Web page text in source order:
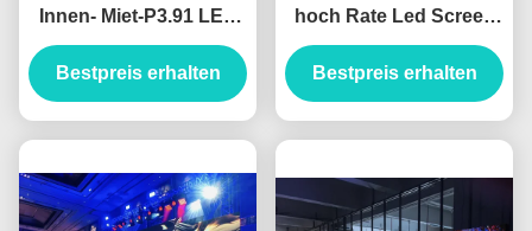
Innen- Miet-P3.91 LED
Schirm-Modul LED-
Anzeigen-
Bestpreis erhalten
hoch Rate Led Screen
For Meeting-Raum-
Konzert-Kirche
Bestpreis erhalten